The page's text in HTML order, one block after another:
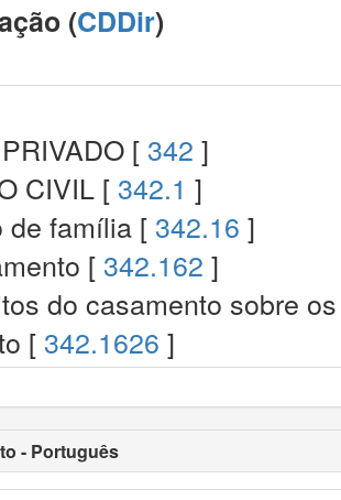
(CDDir)
[ 342 ]
CIVIL [ 342.1 ]
de família [ 342.16 ]
[ 342.162 ]
do casamento sobre
[ 342.1626 ]
- Português